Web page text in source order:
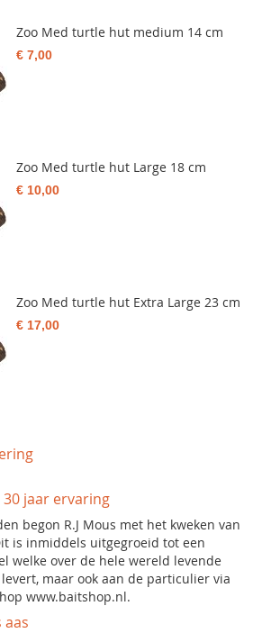
jaar ervaring
begon R.J Mous met het kweken van
is inmiddels uitgegroeid tot een
welke over de hele wereld levende
maar ook aan de particulier via
www.baitshop.nl.
aas
Zoo Med turtle hut medium 14 cm
€ 7,00
Zoo Med turtle hut Large 18 cm
€ 10,00
Zoo Med turtle hut Extra Large 23 cm
€ 17,00